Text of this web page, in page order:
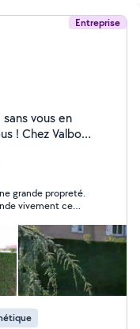
Entreprise
vous en
taille de haies,
remise en
travail, à la
clients.
les alentours.
grande propreté.
vivement ce
paysagiste attitré